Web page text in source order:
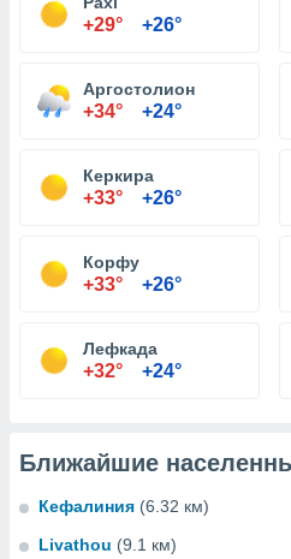
+29° +26°
Аргостолион
+34° +24°
Керкира
+33° +26°
Корфу
+33° +26°
Лефкада
+32° +24°
Ближайшие
Кефалиния (6.32 км)
Livathou (9.1 км)